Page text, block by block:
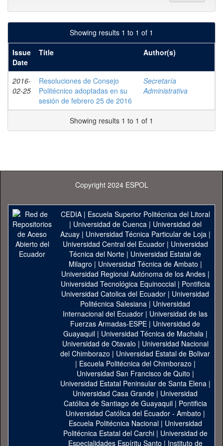
Showing results 1 to 1 of 1
Issue
Date
Title Author(s)
2016-
02-25
Resoluciones de Consejo
Politécnico adoptadas en su
sesión de febrero 25 de 2016
Secretaría
Administrativa
Showing results 1 to 1 of 1
Copyright 2024 ESPOL
CEDIA| Escuela Superior Politécnica del Litoral
| Universidad de Cuenca| Universidad del
Azuay| Universidad Técnica Particular de Loja|
Universidad Central del Ecuador| Universidad
Técnica del Norte | Universidad Estatal de
Milagro | Universidad Técnica de Ambato |
Universidad Regional Autónoma de los Andes|
Universidad Tecnológica Equinoccial| Pontificia
Universidad Catolica del Ecuador | Universidad
Politécnica Salesiana | Universidad
Internacional del Ecuador | Universidad de las
Fuerzas Armadas-ESPE | Universidad de
Guayaquil| Universidad Técnica de Machala|
Universidad de Otavalo | Universidad Nacional
del Chimborazo | Universidad Estatal de Bolivar
| Escuela Politécnica del Chimborazo |
Universidad San Francisco de Quito |
Universidad Estatal Peninsular de Santa Elena|
Universidad Casa Grande | Universidad
Católica de Santiago de Guayaquil| Pontificia
Universidad Católica del Ecuador - Ambato |
Escuela Politécnica Nacional| Universidad
Politécnica Estatal del Carchi| Universidad de
Especialidades Espíritu Santo | Instituto de